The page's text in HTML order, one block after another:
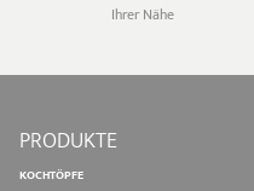
Ihrer Nähe
PRODUKTE
KOCHTÖPFE